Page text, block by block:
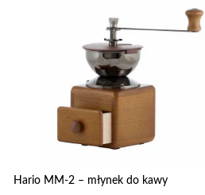
Hario MM-2 – młynek do kawy